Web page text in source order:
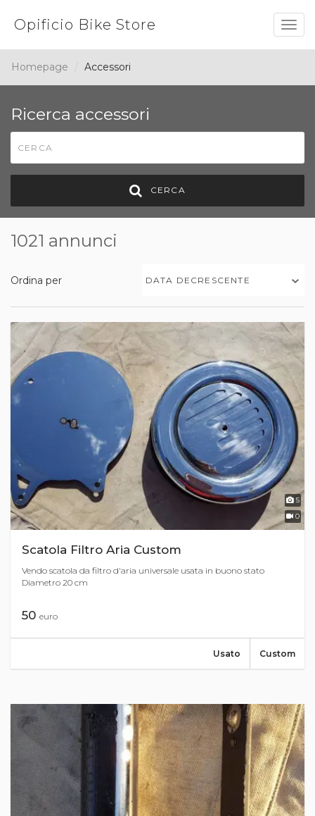
Opificio Bike Store
Homepage Accessori
Ricerca accessori
CERCA
1021 annunci
Ordina per DATA DECRESCENTE
5
0
Scatola Filtro Aria Custom
Vendo scatola da filtro d'aria universale usata in buono stato
Diametro 20 cm
50 euro
Custom
Usato